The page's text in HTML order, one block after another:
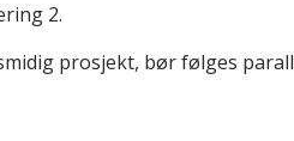
2.
prosjekt, bør følges